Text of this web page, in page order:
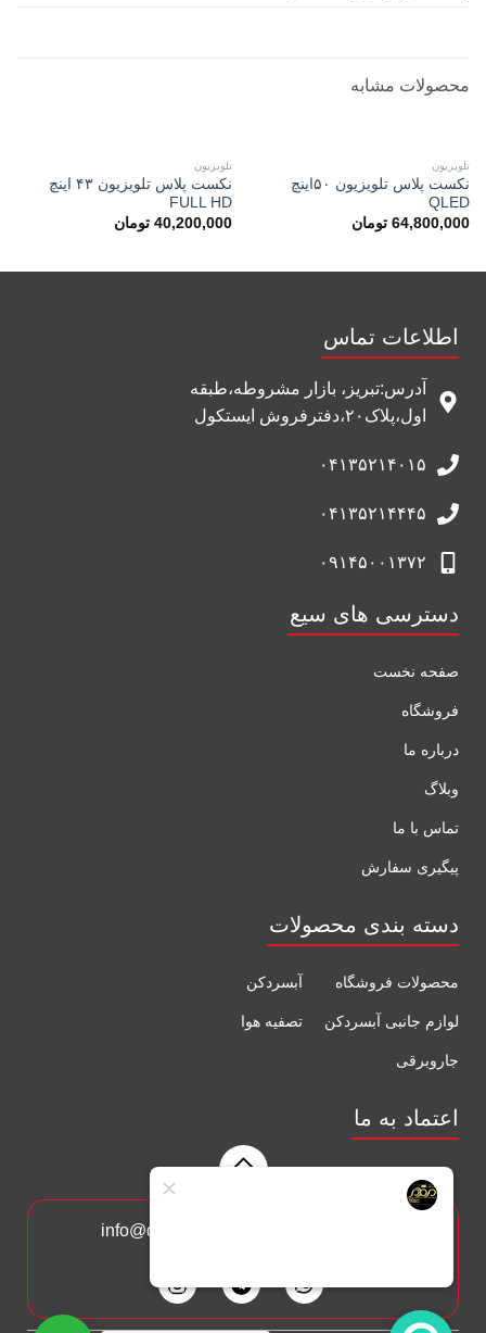
محصولات مشابه
در انبار موجود نمی باشدتلویزیون
نکست پلاس تلویزیون ۵۰اینچ
QLED
64,800,000 تومان
در انبار موجود نمی باشدتلویزیون
نکست پلاس تلویزیون ۴۳ اینچ
FULL HD
40,200,000 تومان
اطلاعات تماس
آدرس:تبریز، بازار مشروطه،طبقه
اول،پلاک۲۰،دفترفروش ایستکول
۰۴۱۳۵۲۱۴۰۱۵
۰۴۱۳۵۲۱۴۴۴۵
۰۹۱۴۵۰۰۱۳۷۲
دسترسی های سیع
صفحه نخست
فروشگاه
درباره ما
وبلاگ
تماس با ما
پیگیری سفارش
دسته بندی محصولات
محصولات فروشگاه آبسردکن
لوازم جانبی آبسردکن تصفیه هوا
جاروبرقی
اعتماد به ما